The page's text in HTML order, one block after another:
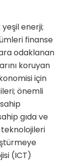
enerji;
finanse
odaklanan
koruyan
için
önemli
gıda ve
(ICT)